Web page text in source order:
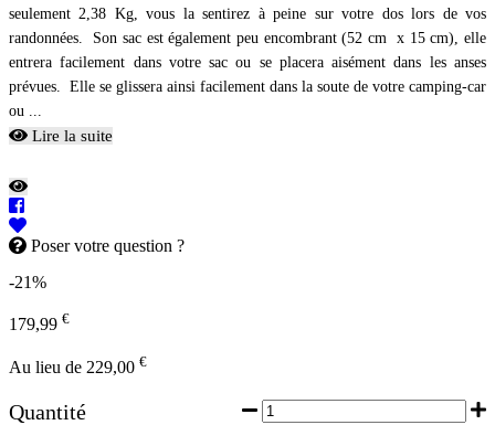
seulement 2,38 Kg, vous la sentirez à peine sur votre dos lors de vos
randonnées. Son sac est également peu encombrant (52 cm x 15 cm), elle
entrera facilement dans votre sac ou se placera aisément dans les anses
prévues. Elle se glissera ainsi facilement dans la soute de votre camping-car
ou ...
Lire la suite
Poser votre question ?
-21%
179,99 €
Au lieu de 229,00 €
Quantité